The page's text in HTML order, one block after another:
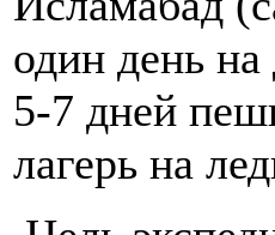
один день
5-7 дней
лагерь на